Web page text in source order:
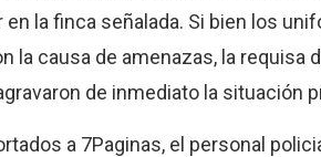
en la finca señalada. Si bien los
la causa de amenazas, la
de inmediato la situación
a 7Paginas, el personal